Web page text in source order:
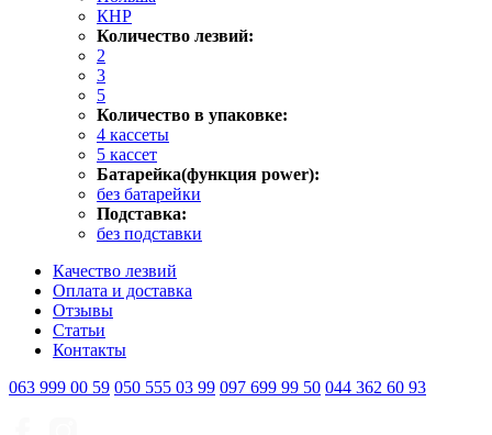
КНР
Количество лезвий:
2
3
5
Количество в упаковке:
4 кассеты
5 кассет
Батарейка(функция power):
без батарейки
Подставка:
без подставки
Качество лезвий
Оплата и доставка
Отзывы
Статьи
Контакты
063 999 00 59 050 555 03 99 097 699 99 50 044 362 60 93